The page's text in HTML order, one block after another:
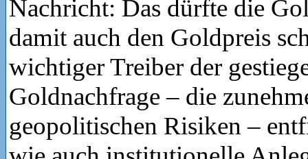
Nachricht: Das dürfte die
damit auch den Goldpreis
wichtiger Treiber der
Goldnachfrage – die
geopolitischen Risiken –